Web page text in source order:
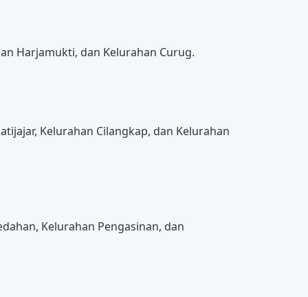
Harjamukti, dan Kelurahan Curug.
Kelurahan Cilangkap, dan Kelurahan
Kelurahan Pengasinan, dan